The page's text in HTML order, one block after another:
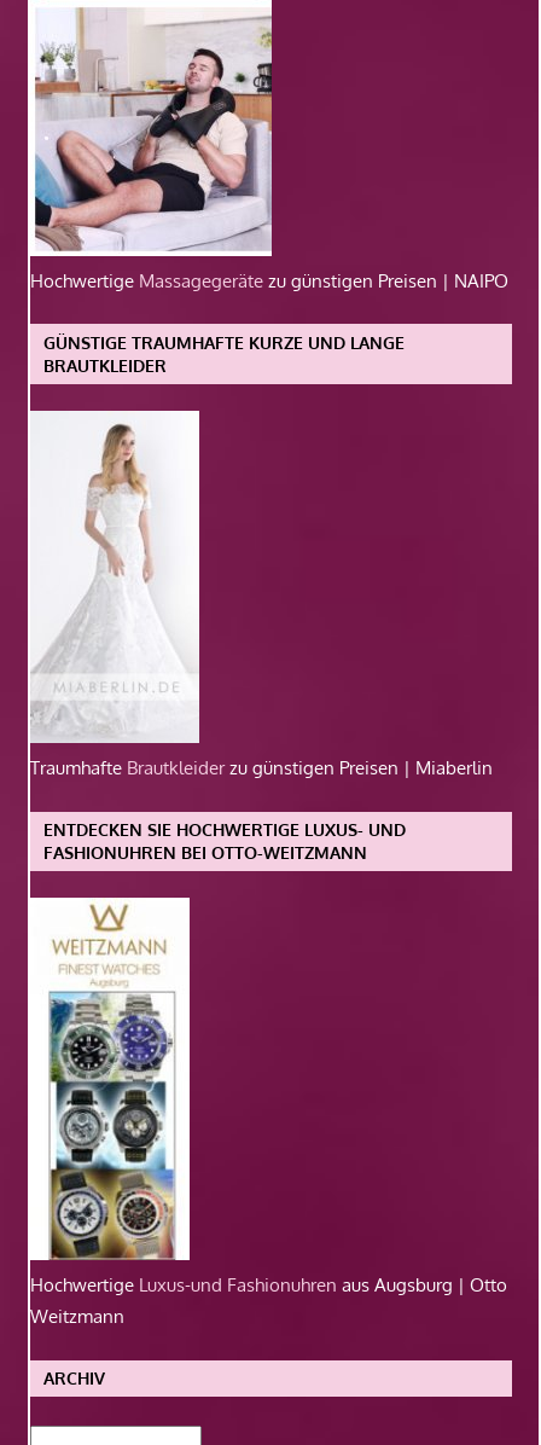
Hochwertige Massagegeräte zu günstigen Preisen | NAIPO
GÜNSTIGE TRAUMHAFTE KURZE UND LANGE
BRAUTKLEIDER
Traumhafte Brautkleiderzu günstigen Preisen | Miaberlin
ENTDECKEN SIE HOCHWERTIGE LUXUS- UND
FASHIONUHREN BEI OTTO-WEITZMANN
Hochwertige Luxus-und Fashionuhren aus Augsburg | Otto
Weitzmann
ARCHIV